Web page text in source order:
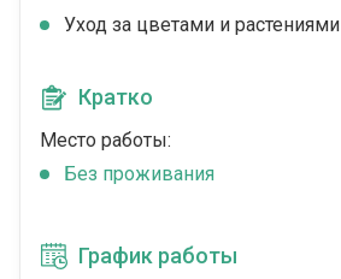
Уход за цветами и растениями
Кратко
Место работы:
Без проживания
График работы